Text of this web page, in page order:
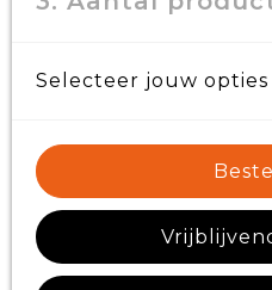
Selecteer jouw